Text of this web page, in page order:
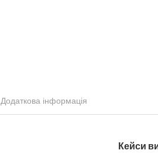
Додаткова інформація
Кейси